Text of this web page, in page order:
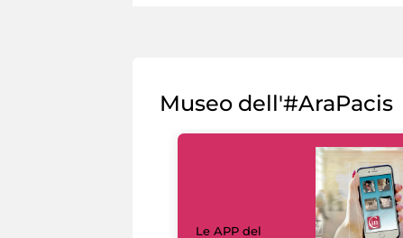
Museo dell'#AraPacis
Le APP del